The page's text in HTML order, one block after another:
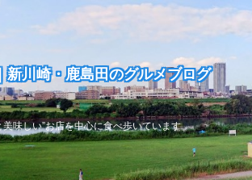
新川崎・鹿島田のグルメブログ
美味しい”お店を中心に食べ歩いています